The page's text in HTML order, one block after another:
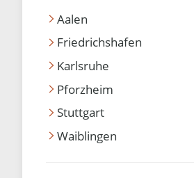
Aalen
Friedrichshafen
Karlsruhe
Pforzheim
Stuttgart
Waiblingen